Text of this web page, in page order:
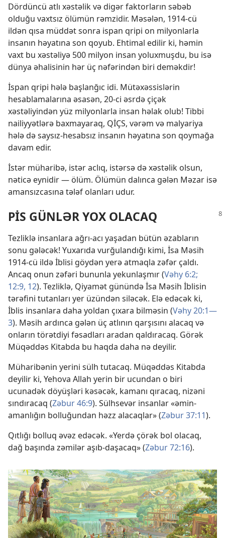
Dördüncü atlı xəstəlik və digər faktorların səbəb
olduğu vaxtsız ölümün rəmzidir. Məsələn, 1914-cü
ildən qısa müddət sonra ispan qripi on milyonlarla
insanın həyatına son qoyub. Ehtimal edilir ki, həmin
vaxt bu xəstəliyə 500 milyon insan yoluxmuşdu, bu isə
dünya əhalisinin hər üç nəfərindən biri deməkdir!
İspan qripi hələ başlanğıc idi. Mütəxəssislərin
hesablamalarına əsasən, 20-ci əsrdə çiçək
xəstəliyindən yüz milyonlarla insan həlak olub! Tibbi
nailiyyətlərə baxmayaraq, QİÇS, vərəm və malyariya
hələ də saysız-hesabsız insanın həyatına son qoymağa
davam edir.
İstər müharibə, istər aclıq, istərsə də xəstəlik olsun,
nəticə eynidir — ölüm. Ölümün dalınca gələn Məzar isə
amansızcasına tələf olanları udur.
PİS GÜNLƏR YOX OLACAQ
Tezliklə insanlara ağrı-acı yaşadan bütün əzabların
sonu gələcək! Yuxarıda vurğulandığı kimi, İsa Məsih
1914-cü ildə İblisi göydən yerə atmaqla zəfər çaldı.
Ancaq onun zəfəri bununla yekunlaşmır (Vəhy 6:2;
12:9, 12). Tezliklə, Qiyamət günündə İsa Məsih İblisin
tərəfini tutanları yer üzündən siləcək. Elə edəcək ki,
İblis insanlara daha yoldan çıxara bilməsin (Vəhy 20:1—
3). Məsih ardınca gələn üç atlının qarşısını alacaq və
onların törətdiyi fəsadları aradan qaldıracaq. Görək
Müqəddəs Kitabda bu haqda daha nə deyilir.
Müharibənin yerini sülh tutacaq. Müqəddəs Kitabda
deyilir ki, Yehova Allah yerin bir ucundan o biri
ucunadək döyüşləri kəsəcək, kamanı qıracaq, nizəni
sındıracaq (Zəbur 46:9). Sülhsevər insanlar «əmin-
amanlığın bolluğundan həzz alacaqlar» (Zəbur 37:11).
Qıtlığı bolluq əvəz edəcək. «Yerdə çörək bol olacaq,
dağ başında zəmilər aşıb-daşacaq» (Zəbur 72:16).